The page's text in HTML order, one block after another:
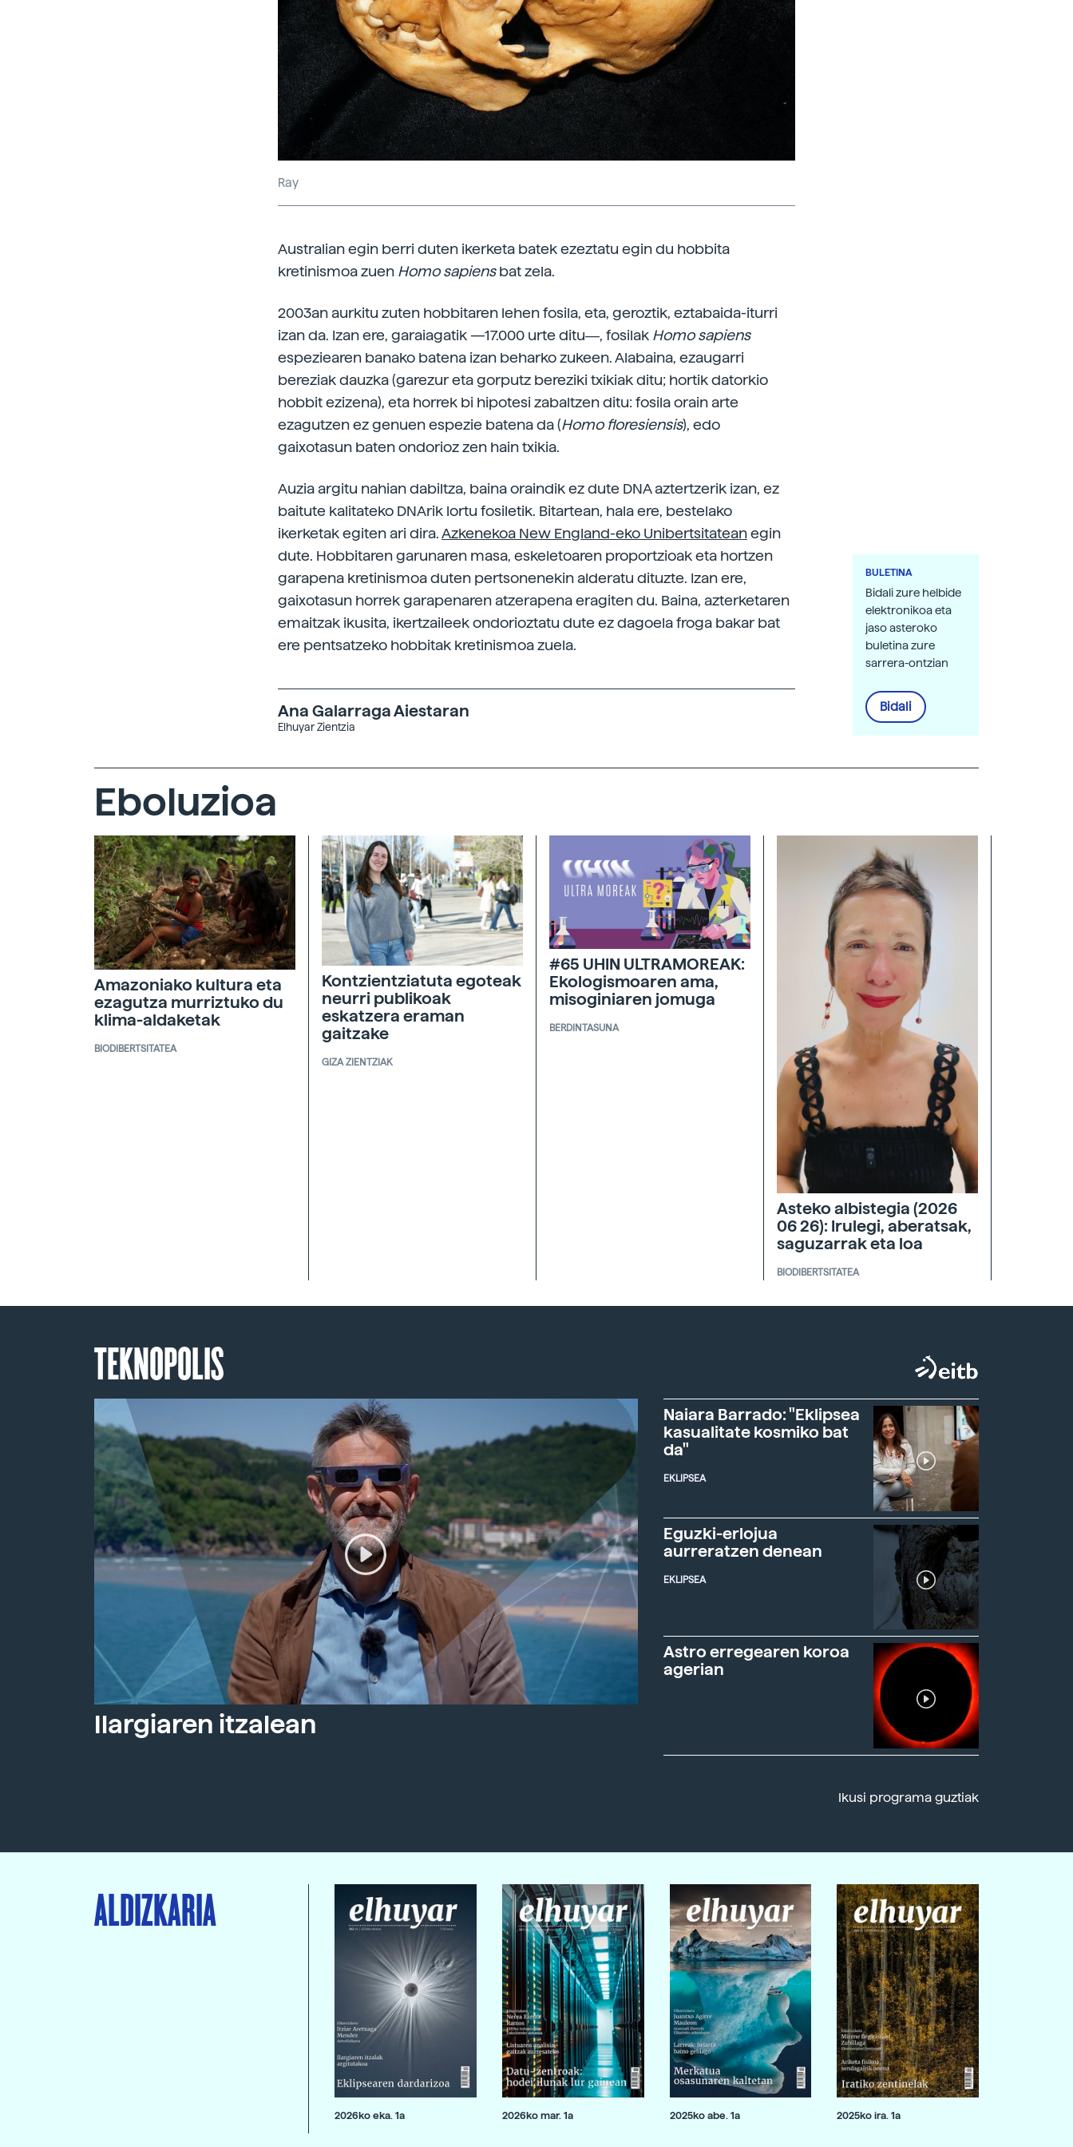
Ray
Australian egin berri duten ikerketa batek ezeztatu egin du hobbita
kretinismoa zuen Homo sapiensbat zela.
2003an aurkitu zuten hobbitaren lehen fosila, eta, geroztik, eztabaida-iturri
izan da. Izan ere, garaiagatik —17.000 urte ditu―, fosilak Homo sapiens
espeziearen banako batena izan beharko zukeen. Alabaina, ezaugarri
bereziak dauzka (garezur eta gorputz bereziki txikiak ditu; hortik datorkio
hobbit ezizena), eta horrek bi hipotesi zabaltzen ditu: fosila orain arte
ezagutzen ez genuen espezie batena da (Homo floresiensis), edo
gaixotasun baten ondorioz zen hain txikia.
Auzia argitu nahian dabiltza, baina oraindik ez dute DNA aztertzerik izan, ez
baitute kalitateko DNArik lortu fosiletik. Bitartean, hala ere, bestelako
ikerketak egiten ari dira.Azkenekoa New England-eko Unibertsitateanegin
dute. Hobbitaren garunaren masa, eskeletoaren proportzioak eta hortzen
garapena kretinismoa duten pertsonenekin alderatu dituzte. Izan ere,
gaixotasun horrek garapenaren atzerapena eragiten du. Baina, azterketaren
emaitzak ikusita, ikertzaileek ondorioztatu dute ez dagoela froga bakar bat
ere pentsatzeko hobbitak kretinismoa zuela.
Ana Galarraga Aiestaran
Elhuyar Zientzia
BULETINA
Bidali zure helbide
elektronikoa eta
jaso asteroko
buletina zure
sarrera-ontzian
Bidali
Eboluzioa
Amazoniako kultura eta
ezagutza murriztuko du
klima-aldaketak
BIODIBERTSITATEA
Kontzientziatuta egoteak
neurri publikoak
eskatzera eraman
gaitzake
GIZA ZIENTZIAK
#65 UHIN ULTRAMOREAK:
Ekologismoaren ama,
misoginiaren jomuga
BERDINTASUNA
Asteko albistegia (2026
06 26): Irulegi, aberatsak,
saguzarrak eta loa
BIODIBERTSITATEA
TEKNOPOLIS
Ilargiaren itzalean
Naiara Barrado: "Eklipsea
kasualitate kosmiko bat
da"
EKLIPSEA
Eguzki-erlojua
aurreratzen denean
EKLIPSEA
Astro erregearen koroa
agerian
Ikusi programa guztiak
ALDIZKARIA
2026ko eka. 1a 2026ko mar. 1a 2025ko abe. 1a 2025ko ira. 1a